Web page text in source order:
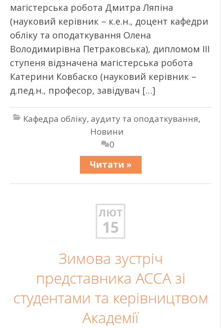
магістерська робота Дмитра Ляпіна
(науковий керівник – к.е.н., доцент кафедри
обліку та оподаткування Олена
Володимирівна Петраковська), дипломом ІII
ступеня відзначена магістерська робота
Катерини Ковбаско (науковий керівник –
д.пед.н., професор, завідувач […]
Кафедра обліку, аудиту та оподаткування,
Новини
0
Читати »
ЛЮТ
15
Зимова зустріч
представника ACCA зі
студентами та керівництвом
Академії